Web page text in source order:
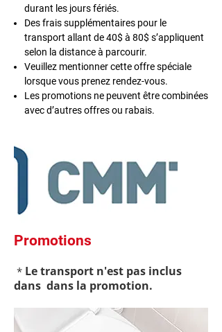
durant les jours fériés.
Des frais supplémentaires pour le
transport allant de 40$ à 80$ s’appliquent
selon la distance à parcourir.
Veuillez mentionner cette offre spéciale
lorsque vous prenez rendez-vous.
Les promotions ne peuvent être combinées
avec d’autres offres ou rabais.
Promotions
* Le transport n'est pas inclus
dans dans la promotion.